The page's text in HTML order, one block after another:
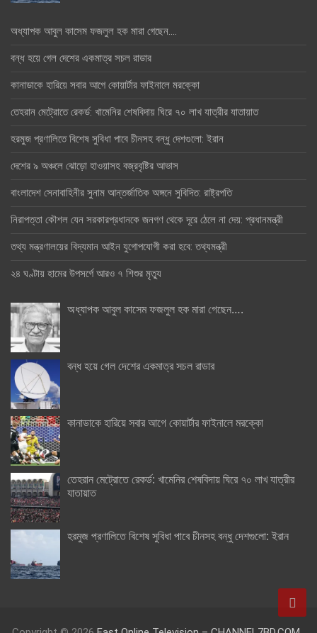
অধ্যাপক আবুল কাসেম ফজলুল হক মারা গেছেন….
বন্ধ হয়ে গেল দেশের একমাত্র সচল রাডার
কানাডাকে হারিয়ে সবার আগে কোয়ার্টার ফাইনালে মরক্কো
তেহরান মেট্রোতে রেকর্ড: খামেনির শেষবিদায় ঘিরে ৭০ লাখ যাত্রীর যাতায়াত
হরমুজ প্রণালিতে বিশেষ সুবিধা পাবে চীনসহ বন্ধু দেশগুলো: ইরান
দেশের ৯ অঞ্চলে ঝোড়ো হাওয়াসহ বজ্রবৃষ্টির আভাস
বাংলাদেশ সেনাবাহিনীর সুনাম আন্তর্জাতিক অঙ্গনে সুবিদিত: রাষ্ট্রপতি
নিরাপত্তা কৌশল যেন সরকারপ্রধানকে জনগণ থেকে দূরে ঠেলে না দেয়: প্রধানমন্ত্রী
তথ্য মন্ত্রণালয়ের বিদ্যমান আইন যুগোপযোগী করা হবে: তথ্যমন্ত্রী
২৪ ঘণ্টায় হামের উপসর্গে আরও ৭ শিশুর মৃত্যু
অধ্যাপক আবুল কাসেম ফজলুল হক মারা গেছেন….
বন্ধ হয়ে গেল দেশের একমাত্র সচল রাডার
কানাডাকে হারিয়ে সবার আগে কোয়ার্টার ফাইনালে মরক্কো
তেহরান মেট্রোতে রেকর্ড: খামেনির শেষবিদায় ঘিরে ৭০ লাখ যাত্রীর
যাতায়াত
হরমুজ প্রণালিতে বিশেষ সুবিধা পাবে চীনসহ বন্ধু দেশগুলো: ইরান